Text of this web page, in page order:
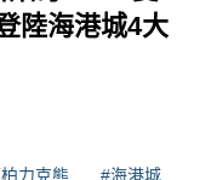
陸海港城4大
力克熊 #海港城